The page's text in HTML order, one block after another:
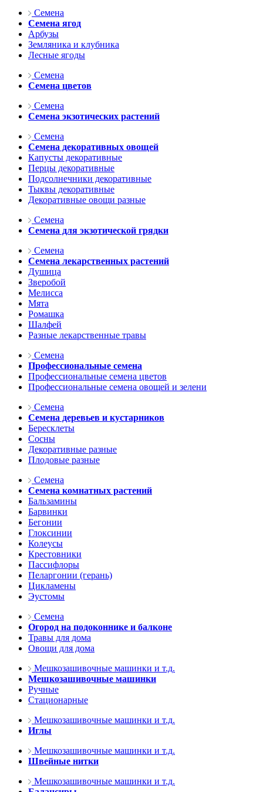
Семена
Семена ягод
Арбузы
Земляника и клубника
Лесные ягоды
Семена
Семена цветов
Семена
Семена экзотических растений
Семена
Семена декоративных овощей
Капусты декоративные
Перцы декоративные
Подсолнечники декоративные
Тыквы декоративные
Декоративные овощи разные
Семена
Семена для экзотической грядки
Семена
Семена лекарственных растений
Душица
Зверобой
Мелисса
Мята
Ромашка
Шалфей
Разные лекарственные травы
Семена
Профессиональные семена
Профессиональные семена цветов
Профессиональные семена овощей и зелени
Семена
Семена деревьев и кустарников
Бересклеты
Сосны
Декоративные разные
Плодовые разные
Семена
Семена комнатных растений
Бальзамины
Барвинки
Бегонии
Глоксинии
Колеусы
Крестовники
Пассифлоры
Пеларгонии (герань)
Цикламены
Эустомы
Семена
Огород на подоконнике и балконе
Травы для дома
Овощи для дома
Мешкозашивочные машинки и т.д.
Мешкозашивочные машинки
Ручные
Стационарные
Мешкозашивочные машинки и т.д.
Иглы
Мешкозашивочные машинки и т.д.
Швейные нитки
Мешкозашивочные машинки и т.д.